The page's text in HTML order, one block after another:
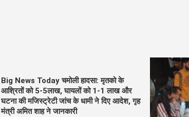
Big News Today चमोली हादसा: मृतको के
आश्रितों को 5-5लाख, घायलों को 1-1 लाख और
घटना की मजिस्ट्रेटी जांच के धामी ने दिए आदेश, गृह
मंत्री अमित शाह ने जानकारी